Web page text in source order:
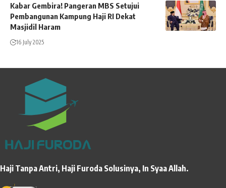
Kabar Gembira! Pangeran MBS Setujui
Pembangunan Kampung Haji RI Dekat
Masjidil Haram
16 July 2025
Haji Tanpa Antri, Haji Furoda Solusinya, In Syaa Allah.